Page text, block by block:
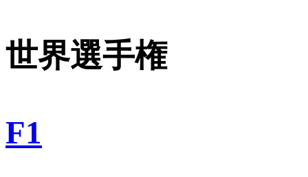
世界選手権
F1